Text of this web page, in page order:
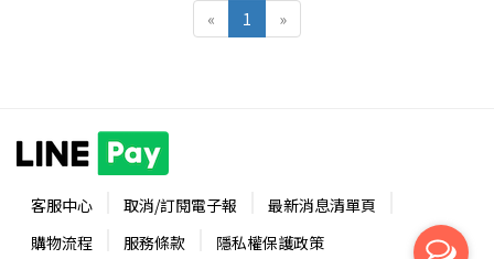
« 1 »
客服中心 取消/訂閱電子報
最新消息清單頁
購物流程
服務條款 隱私權保護政策